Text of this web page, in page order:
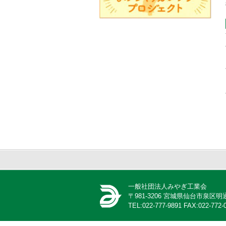
一般社団法人みやぎ工業会
〒981-3206 宮城県仙台市泉区
TEL:022-777-9891 FAX:022-